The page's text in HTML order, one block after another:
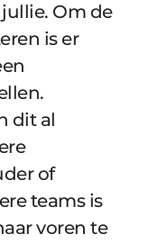
Om de
is er
dit al
of
teams is
voren te